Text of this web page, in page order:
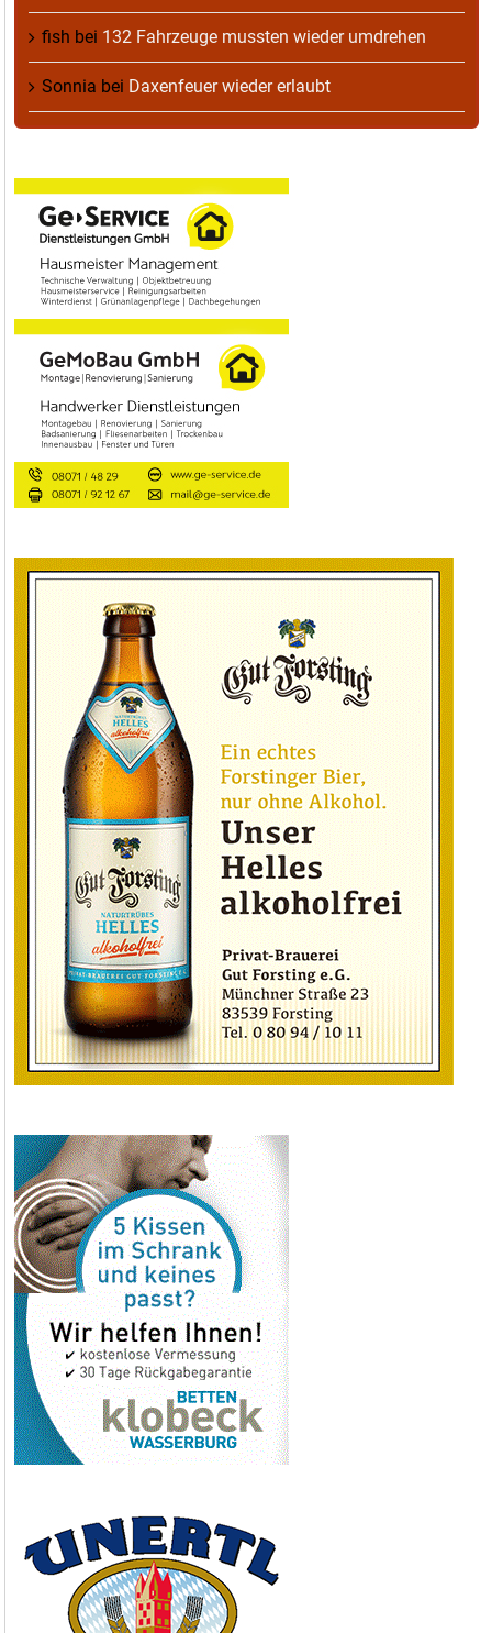
fish bei 132 Fahrzeuge mussten wieder umdrehen
Sonnia bei Daxenfeuer wieder erlaubt